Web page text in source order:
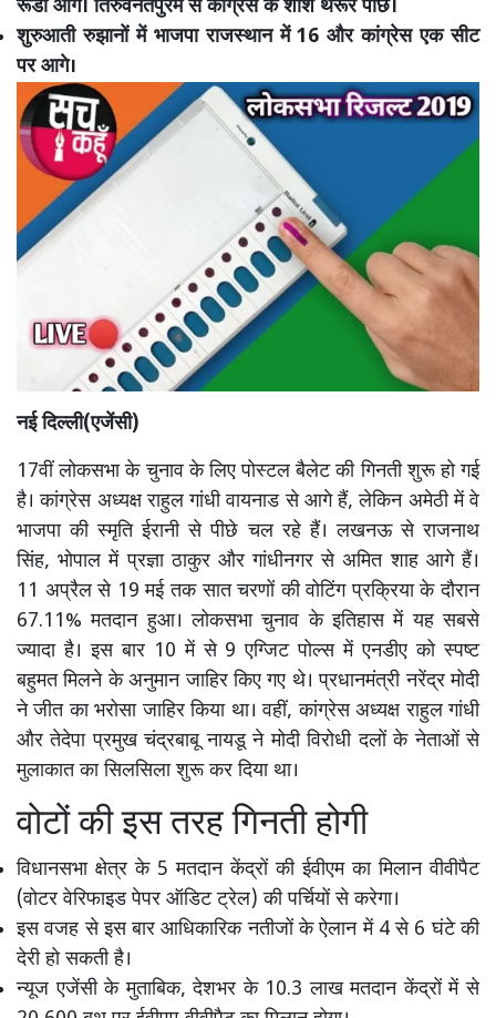
रूडी आगे। तिरुवनंतपुरम से कांग्रेस के शशि थरूर पीछे।
शुरुआती रुझानों में भाजपा राजस्थान में 16 और कांग्रेस एक सीट
पर आगे।
नई दिल्ली(एजेंसी)
17वीं लोकसभा के चुनाव के लिए पोस्टल बैलेट की गिनती शुरू हो गई
है। कांग्रेस अध्यक्ष राहुल गांधी वायनाड से आगे हैं, लेकिन अमेठी में वे
भाजपा की स्मृति ईरानी से पीछे चल रहे हैं। लखनऊ से राजनाथ
सिंह, भोपाल में प्रज्ञा ठाकुर और गांधीनगर से अमित शाह आगे हैं।
11 अप्रैल से 19 मई तक सात चरणों की वोटिंग प्रक्रिया के दौरान
67.11% मतदान हुआ। लोकसभा चुनाव के इतिहास में यह सबसे
ज्यादा है। इस बार 10 में से 9 एग्जिट पोल्स में एनडीए को स्पष्ट
बहुमत मिलने के अनुमान जाहिर किए गए थे। प्रधानमंत्री नरेंद्र मोदी
ने जीत का भरोसा जाहिर किया था। वहीं, कांग्रेस अध्यक्ष राहुल गांधी
और तेदेपा प्रमुख चंद्रबाबू नायडू ने मोदी विरोधी दलों के नेताओं से
मुलाकात का सिलसिला शुरू कर दिया था।
वोटों की इस तरह गिनती होगी
विधानसभा क्षेत्र के 5 मतदान केंद्रों की ईवीएम का मिलान वीवीपैट
(वोटर वेरिफाइड पेपर ऑडिट ट्रेल) की पर्चियों से करेगा।
इस वजह से इस बार आधिकारिक नतीजों के ऐलान में 4 से 6 घंटे की
देरी हो सकती है।
न्यूज एजेंसी के मुताबिक, देशभर के 10.3 लाख मतदान केंद्रों में से